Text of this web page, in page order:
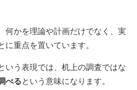
何かを理論や計画だけでなく、実
に重点を置いています。
いう表現では、机上の調査ではな
べるという意味になります。